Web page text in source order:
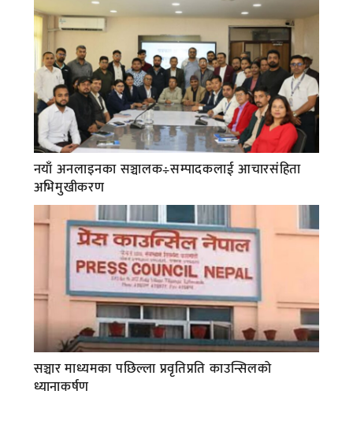
नयाँ अनलाइनका सञ्चालक÷सम्पादकलाई आचारसंहिता
अभिमुखीकरण
सञ्चार माध्यमका पछिल्ला प्रवृतिप्रति काउन्सिलको
ध्यानाकर्षण